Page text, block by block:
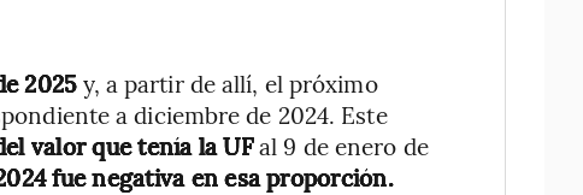
2025y, a partir de allí, el próximo
a diciembre de 2024. Este
valor que tenía la UFal 9 de enero de
fue negativa en esa proporción.